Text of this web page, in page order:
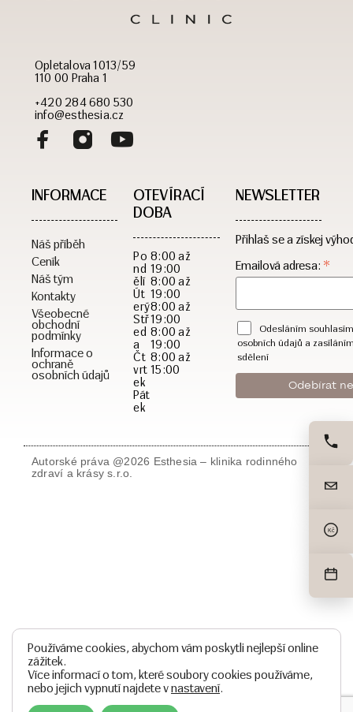
Opletalova 1013/59
110 00 Praha 1
+420 284 680 530
info@esthesia.cz
INFORMACE
Náš příběh
Ceník
Náš tým
Kontakty
Všeobecné
obchodní
podmínky
Informace o
ochraně
osobních údajů
OTEVÍRACÍ
DOBA​
Po
nd
ělí
Út
erý
Stř
ed
a
Čt
vrt
ek
Pát
ek
8:00 až
19:00
8:00 až
19:00
8:00 až
19:00
8:00 až
19:00
8:00 až
15:00
NEWSLETTER
Přihlaš se a získej
Emailová adresa: *
Odesláním
osobních údajů a
sdělení
Autorské práva @2026 Esthesia – klinika rodinného
zdraví a krásy s.r.o.
Používáme cookies, abychom vám poskytli nejlepší online
zážitek.
Více informací o tom, které soubory cookies používáme,
nebo jejich vypnutí najdete vnastavení.
Kč